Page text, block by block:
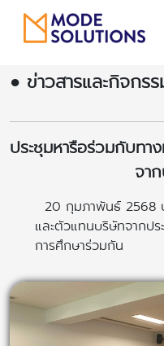
● ข่าวสารและกิจกร
ประชุมหารือร่วมกับทา
จา
20 กุมภาพันธ์ 2568
และตัวแทนบริษัทจากป
การศึกษาร่วมกัน